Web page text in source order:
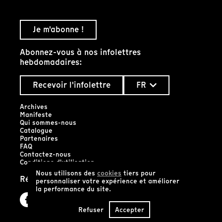
Nous utilisons des cookies tiers pour
personnaliser votre expérience et améliorer
la performance du site.
Refuser Accepter
Je m'abonne !
Abonnez-vous à nos infolettres
hebdomadaires:
Recevoir l'infolettre
FR
Archives
Manifeste
Qui sommes-nous
Catalogue
Partenaires
FAQ
Contactez-nous
Conditions d'utilisation
Réseaux sociaux